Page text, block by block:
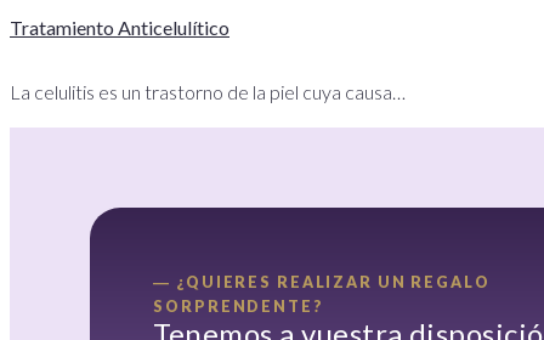
Tratamiento Anticelulítico
La celulitis es un trastorno de la piel cuya causa…
― ¿QUIERES REALIZAR UN REGALO
SORPRENDENTE?